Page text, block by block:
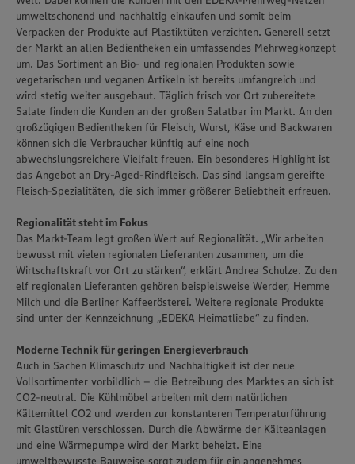
Wir setzen Cookies und andere Technologien ein, um Ihnen
ein bestmögliches Nutzungserlebnis unserer Website zu
umweltschonend und nachhaltig einkaufen und somit beim
Verpacken der Produkte auf Plastiktüten verzichten. Generell setzt
der Markt an allen Bedientheken ein umfassendes Mehrwegkonzept
um. Das Sortiment an Bio- und regionalen Produkten sowie
vegetarischen und veganen Artikeln ist bereits umfangreich und
wird stetig weiter ausgebaut. Täglich frisch vor Ort zubereitete
Salate finden die Kunden an der großen Salatbar im Markt. An den
großzügigen Bedientheken für Fleisch, Wurst, Käse und Backwaren
können sich die Verbraucher künftig auf eine noch
abwechslungsreichere Vielfalt freuen. Ein besonderes Highlight ist
das Angebot an Dry-Aged-Rindfleisch. Das sind langsam gereifte
Fleisch-Spezialitäten, die sich immer größerer Beliebtheit erfreuen.
Regionalität steht im Fokus
Das Markt-Team legt großen Wert auf Regionalität. „Wir arbeiten
bewusst mit vielen regionalen Lieferanten zusammen, um die
Wirtschaftskraft vor Ort zu stärken“, erklärt Andrea Schulze. Zu den
elf regionalen Lieferanten gehören beispielsweise Werder, Hemme
Milch und die Berliner Kaffeerösterei. Weitere regionale Produkte
sind unter der Kennzeichnung „EDEKA Heimatliebe“ zu finden.
Moderne Technik für geringen Energieverbrauch
Auch in Sachen Klimaschutz und Nachhaltigkeit ist der neue
Vollsortimenter vorbildlich – die Betreibung des Marktes an sich ist
CO2-neutral. Die Kühlmöbel arbeiten mit dem natürlichen
Kältemittel CO2 und werden zur konstanteren Temperaturführung
mit Glastüren verschlossen. Durch die Abwärme der Kälteanlagen
und eine Wärmepumpe wird der Markt beheizt. Eine
umweltbewusste Bauweise sorgt zudem für ein angenehmes